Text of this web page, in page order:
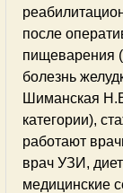
после
пищеварения
болезнь
Шиманская
категории),
работают
врач УЗИ,
медицинские